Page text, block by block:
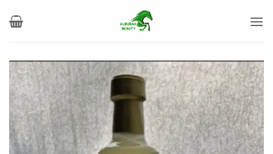
للمحتوى